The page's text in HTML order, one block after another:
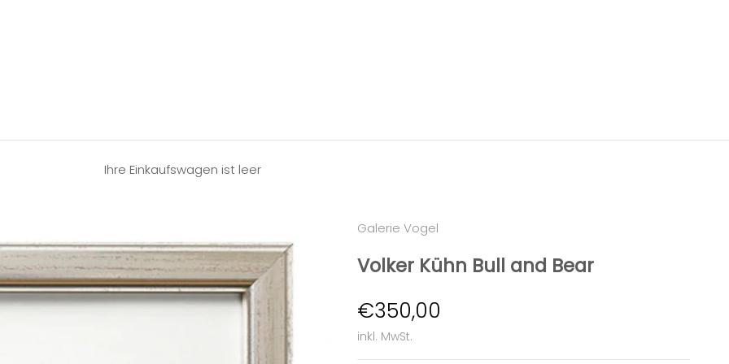
Ihre Einkaufswagen ist leer
Galerie Vogel
Volker Kühn Bull and Bear
Angebot
€350,00
inkl. MwSt.